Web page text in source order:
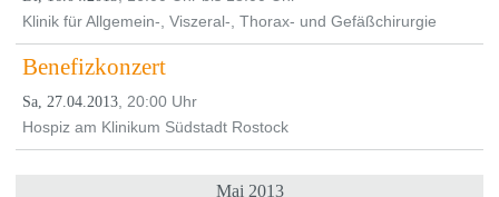
Klinik für Allgemein-, Viszeral-, Thorax- und Gefäßchirurgie
Benefizkonzert
Sa, 27.04.2013, 20:00 Uhr
Hospiz am Klinikum Südstadt Rostock
Mai 2013